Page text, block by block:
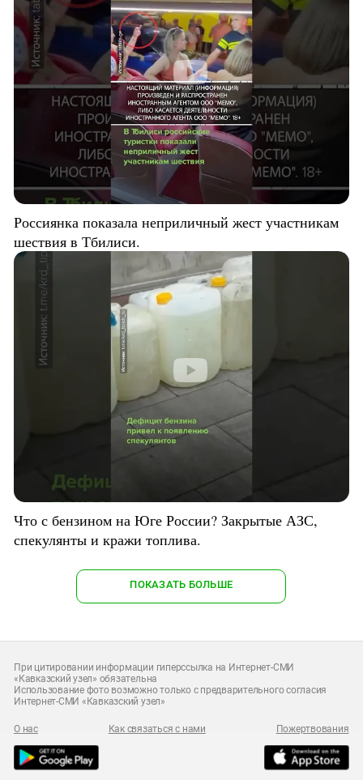
Россиянка показала неприличный жест участникам
шествия в Тбилиси.
Что с бензином на Юге России? Закрытые АЗС,
спекулянты и кражи топлива.
ПОКАЗАТЬ БОЛЬШЕ
При цитировании информации гиперссылка на Интернет-СМИ
«Кавказский узел» обязательна
Использование фото возможно только с предварительного согласия
Интернет-СМИ «Кавказский узел»
О нас Как связаться с нами Пожертвования